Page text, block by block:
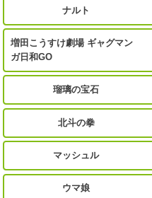
ナルト
増田こうすけ劇場 ギャグマン
ガ日和GO
瑠璃の宝石
北斗の拳
マッシュル
ウマ娘